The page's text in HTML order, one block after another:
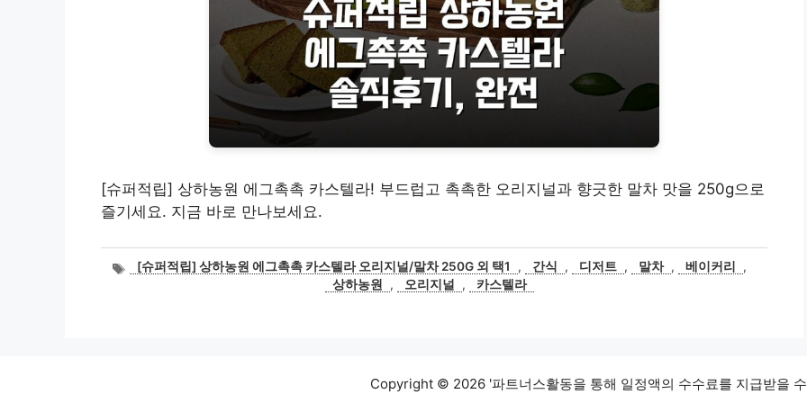
[슈퍼적립] 상하농원 에그촉촉 카스텔라! 부드럽고 촉촉한 오리지널과 향긋한 말차 맛을 250g으로
즐기세요. 지금 바로 만나보세요.
태[슈퍼적립] 상하농원 에그촉촉 카스텔라 오리지널/말차 250G 외 택1 , 간식 , 디저트 , 말차 , 베이커리
,
상하농원
, 오리지널 , 카스텔라
Copyright © 2026 '파트너스활동을 통해 일정액의 수수료를 지급받을